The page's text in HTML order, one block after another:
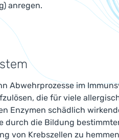
anregen.
Abwehrprozesse im
die für viele
Enzymen schädlich
durch die Bildung
von Krebszellen zu